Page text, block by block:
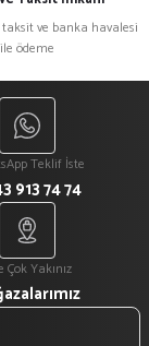
taksit ve banka havalesi
ile ödeme
Teklif İste
913 74 74
Çok Yakınız